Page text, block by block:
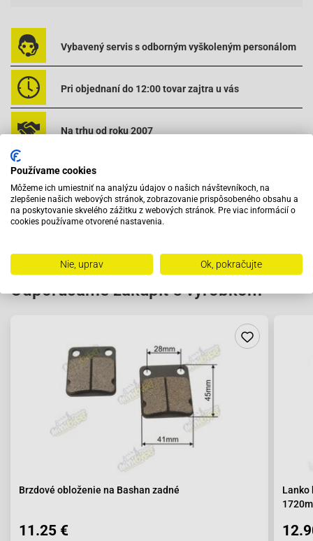
Vybavený servis s odborným vyškoleným personálom
Pri objednaní do 12:00 tovar zajtra u vás
Na trhu od roku 2007
Skladom 11288 položiek
Odporúčame zakúpiť s výrobkom
Brzdové obloženie na Bashan zadné
11.25 €
Lanko
Používame cookies
Môžeme ich umiestniť na analýzu údajov o našich návštevníkoch, na
zlepšenie našich webových stránok, zobrazovanie prispôsobeného obsahu a
na poskytovanie skvelého zážitku z webových stránok. Pre viac informácií o
cookies používame otvorené nastavenia.
Nie, uprav Ok, pokračujte